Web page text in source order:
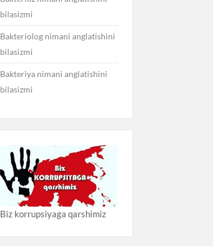
bilasizmi
Bakteriolog nimani anglatishini
bilasizmi
Bakteriya nimani anglatishini
bilasizmi
Biz korrupsiyaga qarshimiz